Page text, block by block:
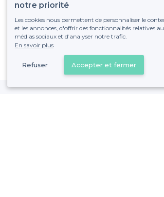
Pas
notre priorité
Les cookies nous permettent de personnaliser le
et les annonces, d'offrir des fonctionnalités relatives
médias sociaux et d'analyser notre trafic.
En savoir plus
Refuser Accepter et fermer